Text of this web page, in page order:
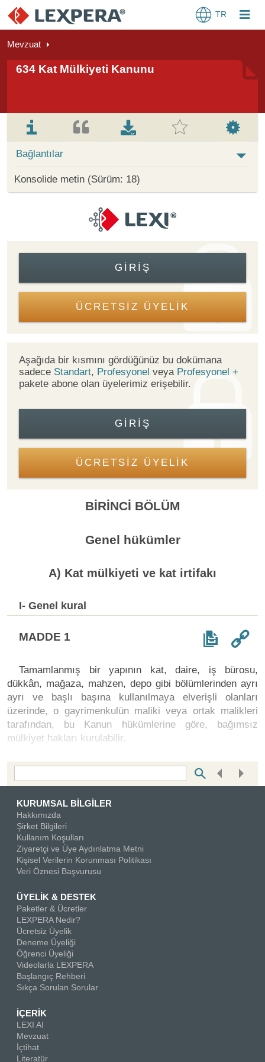
TR
Mevzuat
634 Kat Mülkiyeti Kanunu
Bağlantılar
Konsolide metin (Sürüm: 18)
GIRIŞ
ÜCRETSİZ ÜYELİK
Aşağıda bir kısmını gördüğünüz bu dokümana
sadece Standart, Profesyonel veya Profesyonel +
pakete abone olan üyelerimiz erişebilir.
GIRIŞ
ÜCRETSİZ ÜYELİK
BİRİNCİ BÖLÜM
Genel hükümler
A) Kat mülkiyeti ve kat irtifakı
I- Genel kural
MADDE 1
Tamamlanmış bir yapının kat, daire, iş bürosu,
dükkân, mağaza, mahzen, depo gibi bölümlerinden ayrı
ayrı ve başlı başına kullanılmaya elverişli olanları
üzerinde, o gayrimenkulün maliki veya ortak malikleri
tarafından, bu Kanun hükümlerine göre, bağımsız
mülkiyet hakları kurulabilir.
KURUMSAL BİLGİLER
Hakkımızda
Şirket Bilgileri
Kullanım Koşulları
Ziyaretçi ve Üye Aydınlatma Metni
Kişisel Verilerin Korunması Politikası
Veri Öznesi Başvurusu
ÜYELİK & DESTEK
Paketler & Ücretler
LEXPERA Nedir?
Ücretsiz Üyelik
Deneme Üyeliği
Öğrenci Üyeliği
Videolarla LEXPERA
Başlangıç Rehberi
Sıkça Sorulan Sorular
İÇERİK
LEXI AI
Mevzuat
İçtihat
Literatür